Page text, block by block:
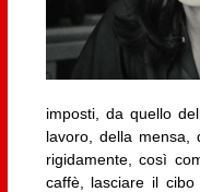
imposti, da quello
lavoro, della mensa,
rigidamente, così
caffè, lasciare il